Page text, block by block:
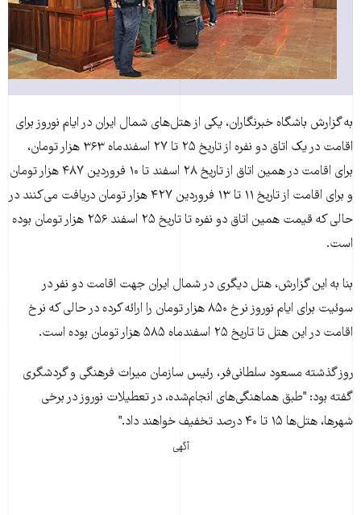
به گزارش باشگاه خبرنگاران، يکی از هتل‌های شمال ایران در ايام نوروز برای
اقامت در يک اتاق دو نفره از تاريخ ۲۵ تا ۲۷ اسفندماه ۳۶۳ هزار تومان،
برای اقامت در همين اتاق از تاريخ ۲۸ اسفند تا ۱۰ فروردين ۴۸۷ هزار تومان
و برای اقامت از تاريخ ۱۱ تا ۱۳ فروردين ۴۲۷ هزار تومان دريافت می‌کنند در
حالی که قيمت همين اتاق دو نفره تا تاريخ ۲۵ اسفند ۲۵۶ هزار تومان بوده
است.
بنا به این گزارش، هتل ديگری در شمال ایران جهت اقامت دو نفر در
سوئيت برای ايام نوروز نرخ ۸۵۰ هزار تومان را ارائه کرده در حالی که نرخ
اقامت در اين هتل تا تاريخ ۲۵ اسفندماه ۵۸۵ هزار تومان بوده است.
روز گذشته مسعود سلطانی‌فر، رئيس سازمان ميراث فرهنگی و گردشگری
گفته بود: "طبق هماهنگی‌های انجام‌شده، در تعطيلات نوروز در برخی
شهرها، هتل‌ها ۱۵ تا ۴۰ درصد تخفيف خواهند داد."
آگهی